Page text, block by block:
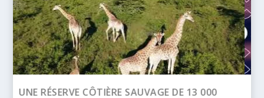
BANQUE AFRICAINE DE DÉVELOPPEMENT